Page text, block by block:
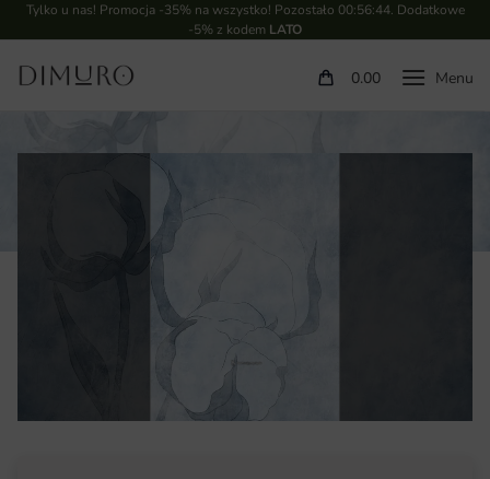
Tylko u nas! Promocja -35% na wszystko! Pozostało 00:56:43. Dodatkowe
-5% z kodem LATO
0.00